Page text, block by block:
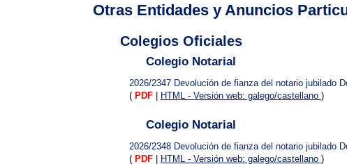
Otras Entidades y Anuncios
Colegios Oficiales
Colegio Notarial
2026/2347 Devolución de fianza del notario jubilado
( PDF HTML - Versión web: galego/castellano )
Colegio Notarial
2026/2348 Devolución de fianza del notario jubilado
( PDF HTML - Versión web: galego/castellano )